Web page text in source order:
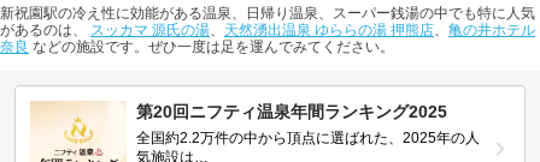
新祝園駅の冷え性に効能がある温泉、日帰り温泉、スーパー銭湯の中でも特に人気
があるのは、 スッカマ 源氏の湯、 天然湧出温泉 ゆららの湯 押熊店、 亀の井ホテル
奈良 などの施設です。ぜひ一度は足を運んでみてください。
第20回ニフティ温泉年間ランキング2025
全国約2.2万件の中から頂点に選ばれた、2025年の人
気施設は…